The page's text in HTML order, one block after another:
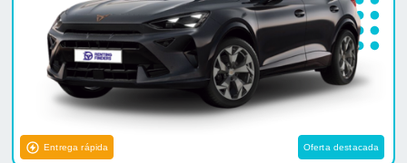
Entrega rápida Oferta destacada